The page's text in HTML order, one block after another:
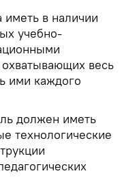
в наличии
учебно-
весь
ими каждого
должен иметь
технологические